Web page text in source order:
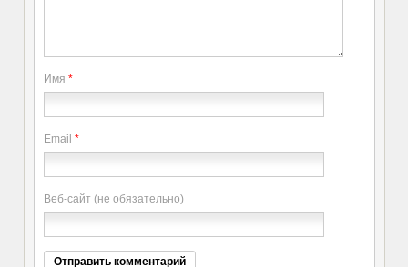
Имя *
Email *
Веб-сайт (не обязательно)